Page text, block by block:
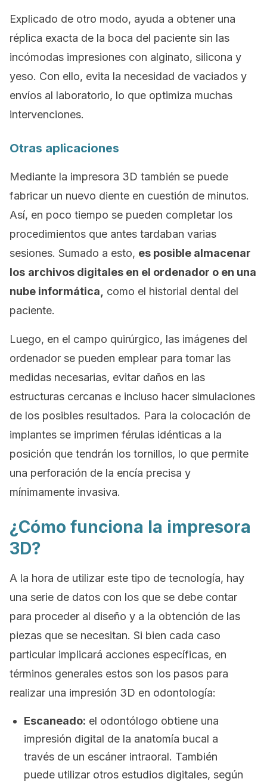
Explicado de otro modo, ayuda a obtener una
réplica exacta de la boca del paciente sin las
incómodas impresiones con alginato, silicona y
yeso. Con ello, evita la necesidad de vaciados y
envíos al laboratorio, lo que optimiza muchas
intervenciones.
Otras aplicaciones
Mediante la impresora 3D también se puede
fabricar un nuevo diente en cuestión de minutos.
Así, en poco tiempo se pueden completar los
procedimientos que antes tardaban varias
sesiones. Sumado a esto, es posible almacenar
los archivos digitales en el ordenador o en una
nube informática,
como el historial dental del
paciente.
Luego, en el campo quirúrgico, las imágenes del
ordenador se pueden emplear para tomar las
medidas necesarias, evitar daños en las
estructuras cercanas e incluso hacer simulaciones
de los posibles resultados. Para la colocación de
implantes se imprimen férulas idénticas a la
posición que tendrán los tornillos, lo que permite
una perforación de la encía precisa y
mínimamente invasiva.
¿Cómo funciona la impresora
3D?
A la hora de utilizar este tipo de tecnología, hay
una serie de datos con los que se debe contar
para proceder al diseño y a la obtención de las
piezas que se necesitan. Si bien cada caso
particular implicará acciones específicas, en
términos generales estos son los pasos para
realizar una impresión 3D en odontología:
Escaneado: el odontólogo obtiene una
impresión digital de la anatomía bucal a
través de un escáner intraoral. También
puede utilizar otros estudios digitales, según